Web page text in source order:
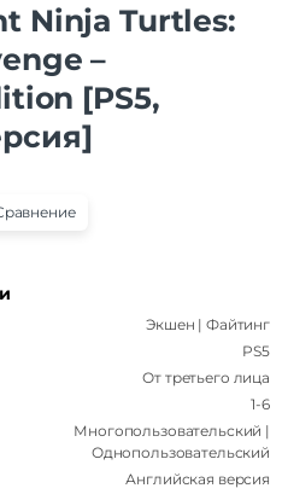
Ninja Turtles:
–
[PS5,
Экшен | Файтинг
PS5
От третьего лица
1-6
Многопользовательский |
Однопользовательский
Английская версия